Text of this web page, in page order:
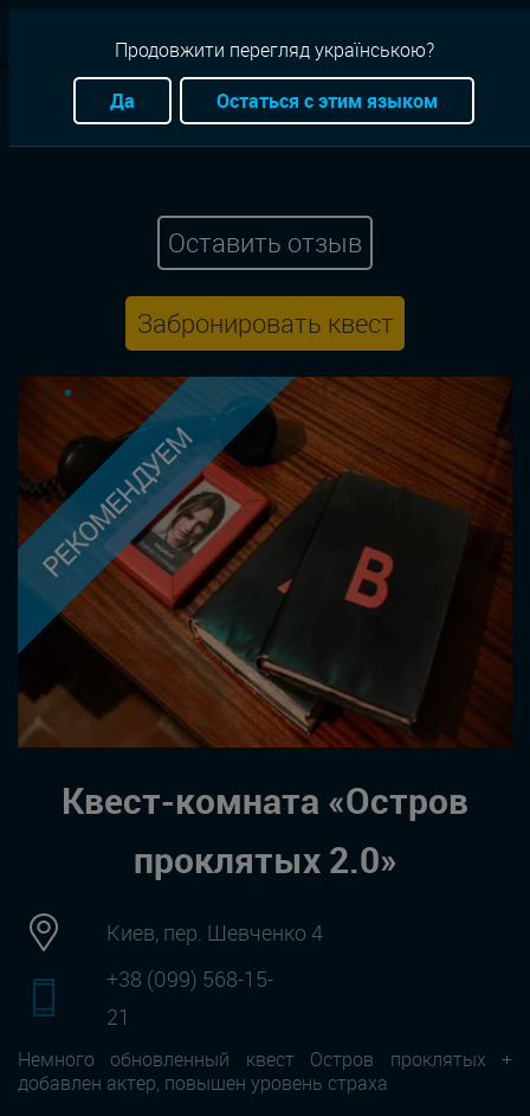
Киев Детектив
Книги/кино
Anabioz Quest
Остров проклятых 2.0
Оставить отзыв
Забронировать квест
РЕКОМЕНДУЕМ
Квест-комната «Остров
проклятых 2.0»
Киев, пер. Шевченко 4
+38 (099) 568-15-
21
Немного обновленный квест Остров проклятых +
добавлен актер, повышен уровень страха
Продовжити перегляд українською?
Да
Остаться с этим языком